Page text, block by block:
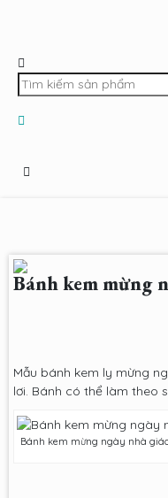
Bánh kem mừng
Mẫu bánh kem ly mừng
lơi. Bánh có thể làm theo
Bánh kem mừng ngày nhà